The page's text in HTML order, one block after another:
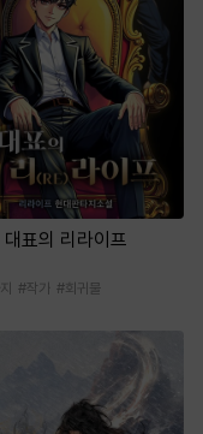
대표의 리라이프
#작가 #회귀물